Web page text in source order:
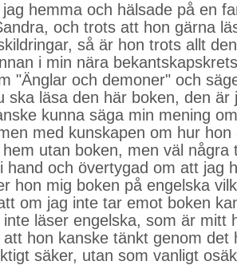
hemma och hälsade på en
och trots att hon gärna
så är hon trots allt den
i min nära
"Änglar och demoner" och
ska läsa den här boken, den är
kunna säga min mening
med kunskapen om hur
utan boken, men väl några
hand och övertygad om att jag
hon mig boken på engelska
om jag inte tar emot boken
läser engelska, som är mitt
hon kanske tänkt genom det
säker, utan som vanligt